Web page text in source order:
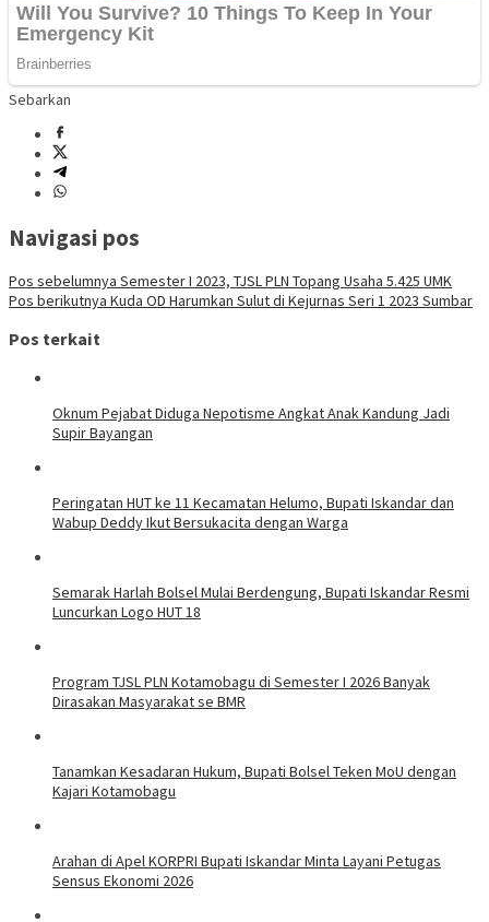
Sebarkan
Navigasi pos
Pos sebelumnya Semester I 2023, TJSL PLN Topang Usaha 5.425 UMK
Pos berikutnya Kuda OD Harumkan Sulut di Kejurnas Seri 1 2023 Sumbar
Pos terkait
Oknum Pejabat Diduga Nepotisme Angkat Anak Kandung Jadi
Supir Bayangan
Peringatan HUT ke 11 Kecamatan Helumo, Bupati Iskandar dan
Wabup Deddy Ikut Bersukacita dengan Warga
Semarak Harlah Bolsel Mulai Berdengung, Bupati Iskandar Resmi
Luncurkan Logo HUT 18
Program TJSL PLN Kotamobagu di Semester I 2026 Banyak
Dirasakan Masyarakat se BMR
Tanamkan Kesadaran Hukum, Bupati Bolsel Teken MoU dengan
Kajari Kotamobagu
Arahan di Apel KORPRI Bupati Iskandar Minta Layani Petugas
Sensus Ekonomi 2026